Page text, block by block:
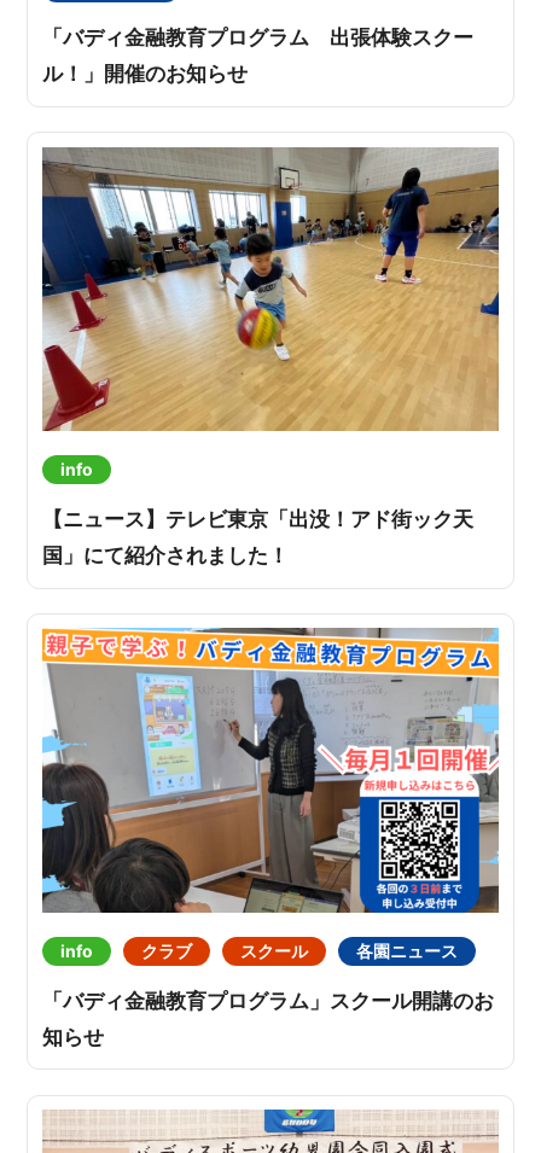
「バディ金融教育プログラム 出張体験スクー
ル！」開催のお知らせ
info
【ニュース】テレビ東京「出没！アド街ック天
国」にて紹介されました！
info クラブ スクール 各園ニュース
「バディ金融教育プログラム」スクール開講のお
知らせ